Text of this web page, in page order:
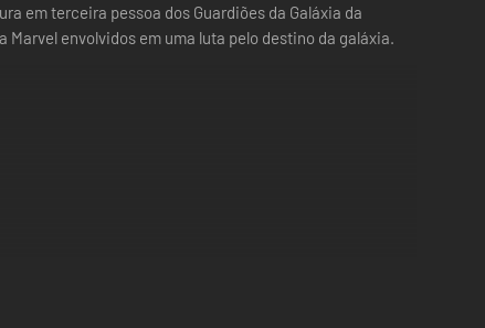
em terceira pessoa dos Guardiões da Galáxia da
envolvidos em uma luta pelo destino da galáxia.